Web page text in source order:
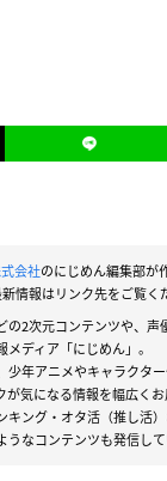
会社のにじめん編集部が
情報はリンク先をご覧く
の2次元コンテンツや、声
ディア「にじめん」。
少年アニメやキャラクタ
気になる情報を幅広くお
キング・オタ活（推し活
なコンテンツも発信して